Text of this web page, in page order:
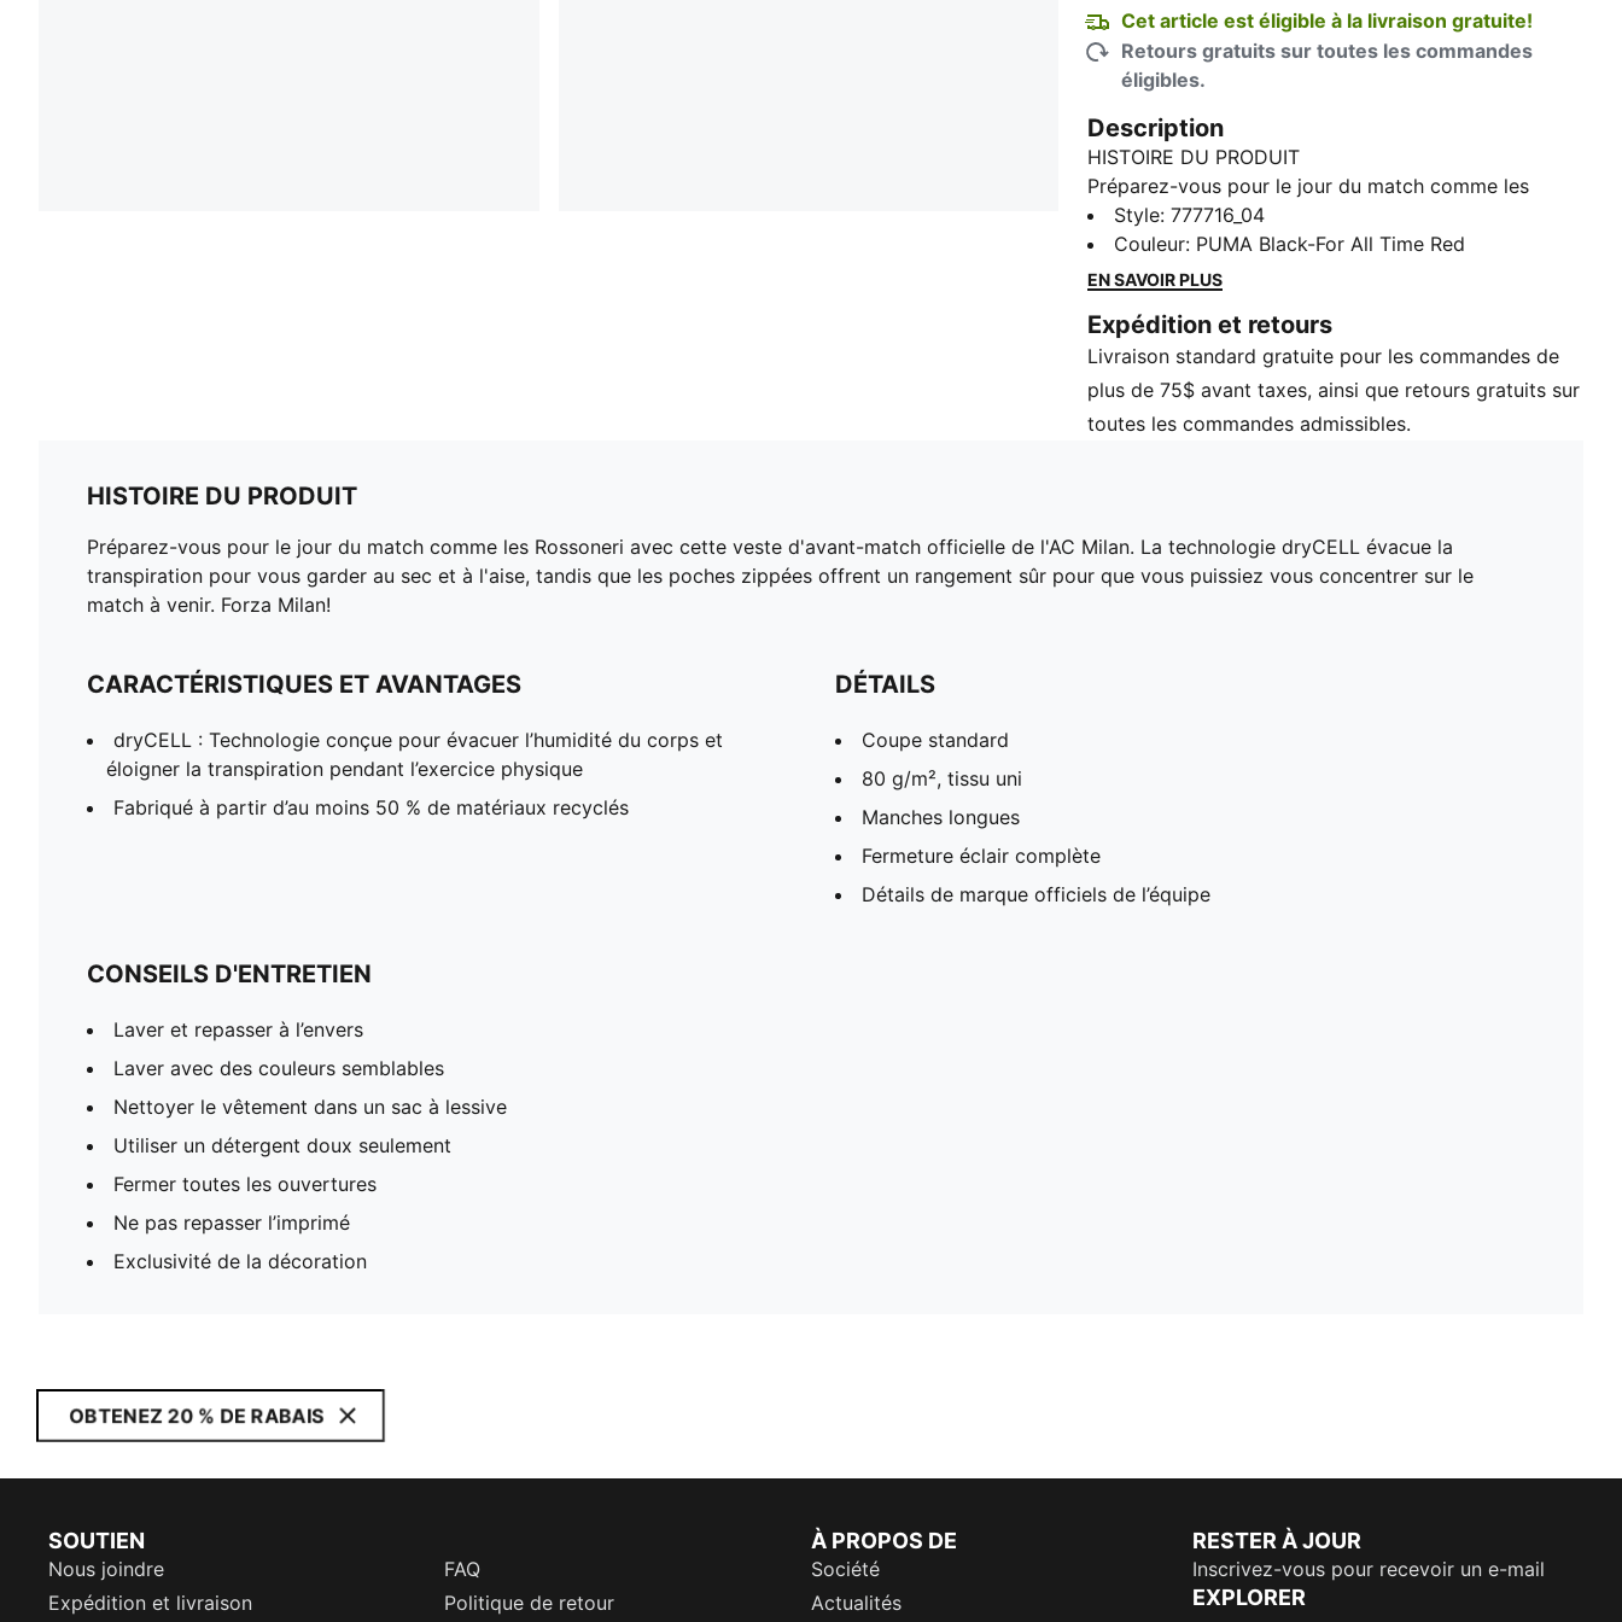
Cet article est éligible à la livraison gratuite!
Retours gratuits sur toutes les commandes
éligibles.
Description
HISTOIRE DU PRODUIT
Préparez-vous pour le jour du match comme les
Rossoneri avec cette veste d'avant-match officielle
de l'AC Milan. La technologie dryCELL évacue la
transpiration pour vous garder au sec et à l'aise,
sûr pour que vous puissiez vous concentrer sur le
match à venir. Forza Milan!
CARACTÉRISTIQUES ET AVANTAGES
dryCELL : Technologie conçue pour évacuer
recyclés
DÉTAILS
Coupe standard
Style:777716_04
Couleur: PUMA Black-For All Time Red
EN SAVOIR PLUS
Expédition et retours
Livraison standard gratuite pour les commandes de
plus de 75$ avant taxes, ainsi que retours gratuits sur
toutes les commandes admissibles.
HISTOIRE DU PRODUIT
Préparez-vous pour le jour du match comme les Rossoneri avec cette veste d'avant-match officielle de l'AC Milan. La technologie dryCELL évacue la
transpiration pour vous garder au sec et à l'aise, tandis que les poches zippées offrent un rangement sûr pour que vous puissiez vous concentrer sur le
match à venir. Forza Milan!
CARACTÉRISTIQUES ET AVANTAGES
dryCELL : Technologie conçue pour évacuer l’humidité du corps et
éloigner la transpiration pendant l’exercice physique
Fabriqué à partir d’au moins 50 % de matériaux recyclés
DÉTAILS
Coupe standard
80 g/m², tissu uni
Manches longues
Fermeture éclair complète
Détails de marque officiels de l’équipe
CONSEILS D'ENTRETIEN
Laver et repasser à l’envers
Laver avec des couleurs semblables
Nettoyer le vêtement dans un sac à lessive
Utiliser un détergent doux seulement
Fermer toutes les ouvertures
Ne pas repasser l’imprimé
Exclusivité de la décoration
OBTENEZ 20 % DE RABAIS
SOUTIEN
Nous joindre
FAQ
Expédition et livraison
Politique de retour
À PROPOS DE
Société
Actualités
RESTER À JOUR
Inscrivez-vous pour recevoir un e-mail
EXPLORER